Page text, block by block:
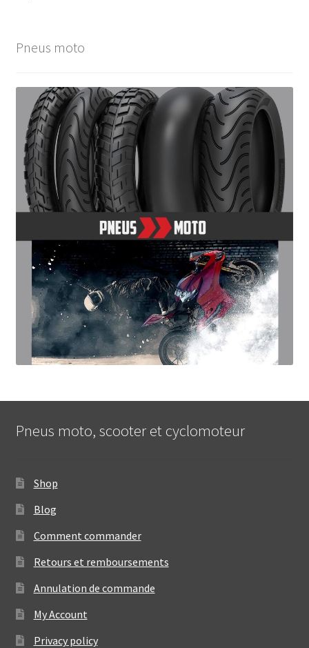
Pneus moto
Pneus moto, scooter et cyclomoteur
Shop
Blog
Comment commander
Retours et remboursements
Annulation de commande
My Account
Privacy policy